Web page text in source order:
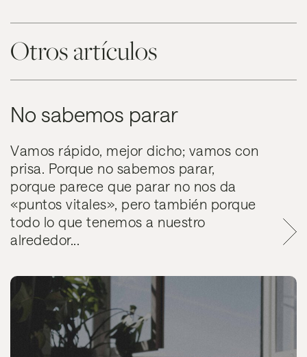
Otros artículos
No sabemos parar
Vamos rápido, mejor dicho; vamos con
prisa. Porque no sabemos parar,
porque parece que parar no nos da
«puntos vitales», pero también porque
todo lo que tenemos a nuestro
alrededor...